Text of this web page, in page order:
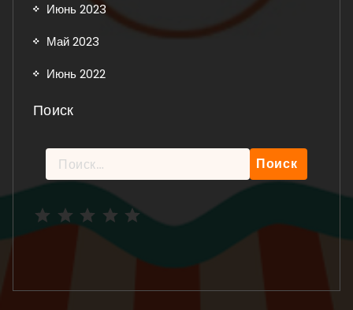
Июнь 2023
Май 2023
Июнь 2022
Поиск
Найти: